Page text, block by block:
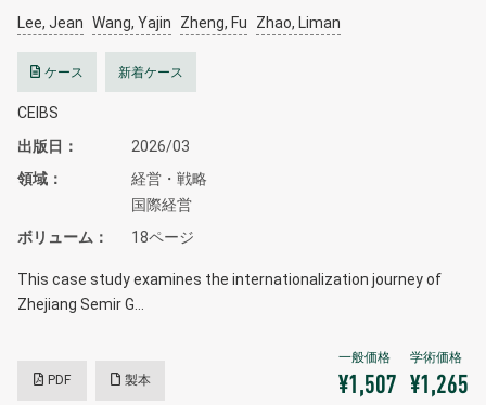
Lee, Jean Wang, Yajin Zheng, Fu Zhao, Liman
ケース 新着ケース
CEIBS
出版日
2026/03
領域
経営・戦略
国際経営
ボリューム
18ページ
This case study examines the internationalization journey of
Zhejiang Semir G…
PDF 製本 ¥1,507 ¥1,265